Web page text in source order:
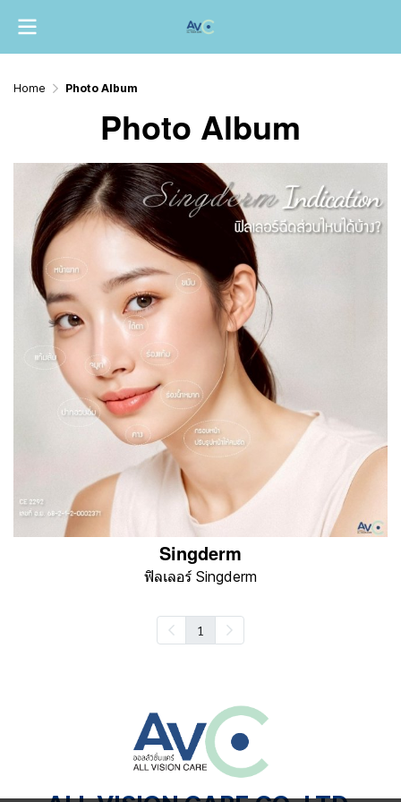
Home Photo Album
Photo Album
Singderm
ฟิลเลอร์ Singderm
1